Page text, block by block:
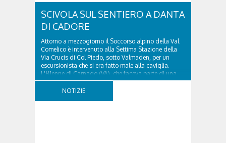
SCIVOLA SUL SENTIERO A DANTA
DI CADORE
Attorno a mezzogiorno il Soccorso alpino della Val
Comelico è intervenuto alla Settima Stazione della
Via Crucis di Col Piedo, sotto Valmaden, per un
escursionista che si era fatto male alla caviglia.
L'81enne di Carnago (VA), che faceva parte di una
comitiva e aveva riportato un trauma...
NOTIZIE